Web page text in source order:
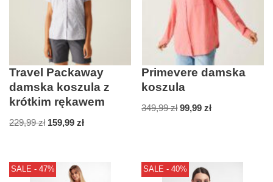
Travel Packaway
damska koszula z
krótkim rękawem
229,99zł 159,99 zł
Primevere damska
koszula
349,99zł 99,99zł
SALE - 47% SALE - 40%